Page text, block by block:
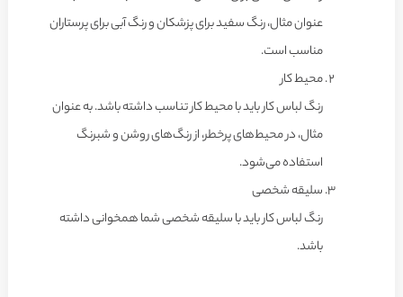
عنوان مثال، رنگ سفید برای پزشکان و رنگ آبی برای پرستاران
مناسب است.
محیط کار
رنگ لباس کار باید با محیط کار تناسب داشته باشد. به عنوان
مثال، در محیط‌های پرخطر، از رنگ‌های روشن و شبرنگ
استفاده می‌شود.
سلیقه شخصی
رنگ لباس کار باید با سلیقه شخصی شما همخوانی داشته
باشد.